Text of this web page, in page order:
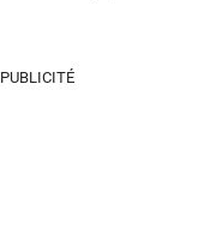
PUBLICITÉ